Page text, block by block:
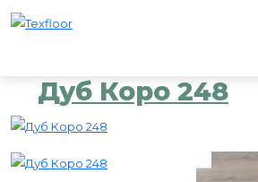
Дуб Коро 248